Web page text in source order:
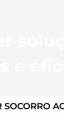
SOCORRO